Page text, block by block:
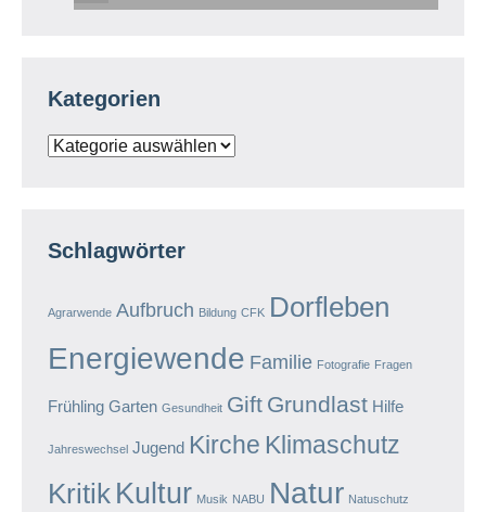
Kategorien
Kategorien
Schlagwörter
Agrarwende Aufbruch Bildung CFK Dorfleben
Energiewende Familie Fotografie Fragen
Frühling Garten Gesundheit Gift Grundlast Hilfe
Jahreswechsel Jugend Kirche Klimaschutz
Kritik Kultur Musik NABU Natur Natuschutz